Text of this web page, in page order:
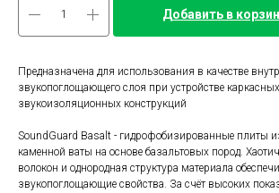
Добавить в
Предназначена для использования в качестве
звукопоглощающего слоя при устройстве каркасных
звукоизоляционных конструкций
SoundGuard Basalt - гидрофобизированные плиты
каменной ваты на основе базальтовых пород.
волокон и однородная структура материала
звукопоглощающие свойства. За счёт высоких